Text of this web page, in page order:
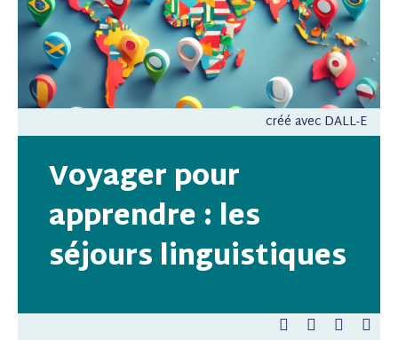
créé avec DALL-E
Voyager pour
apprendre : les
séjours linguistiques
a a - a